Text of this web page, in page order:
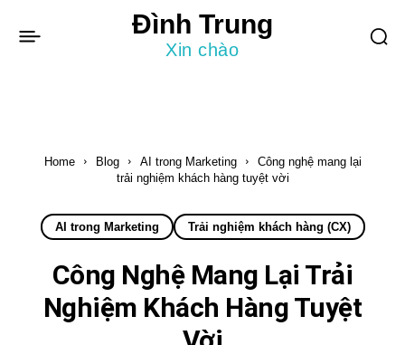
Đình Trung
Xin chào
Home Blog AI trong Marketing
Công nghệ mang lại
trải nghiệm khách hàng tuyệt vời
AI trong Marketing Trải nghiệm khách hàng (CX)
Công Nghệ Mang Lại Trải
Nghiệm Khách Hàng Tuyệt